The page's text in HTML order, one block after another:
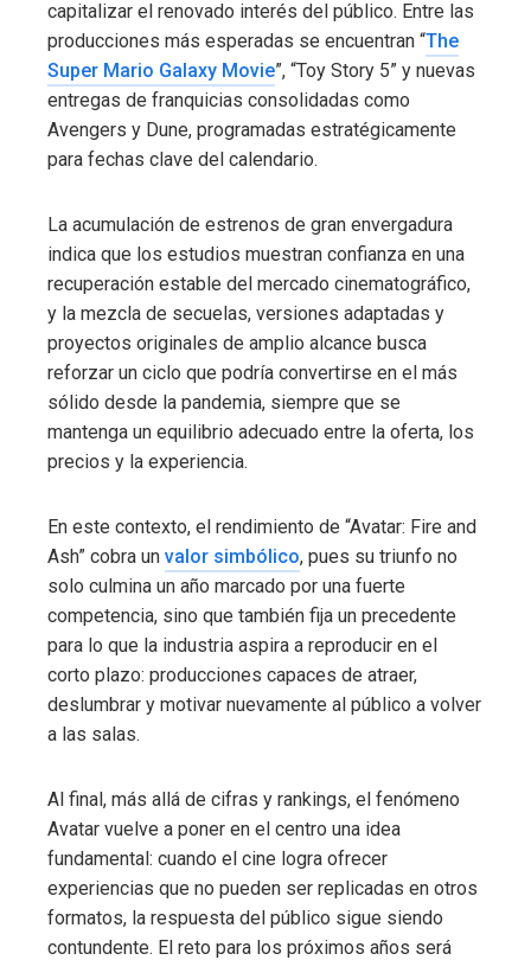
capitalizar el renovado interés del público. Entre las
producciones más esperadas se encuentran “The
Super Mario Galaxy Movie”, “Toy Story 5” y nuevas
entregas de franquicias consolidadas como
Avengers y Dune, programadas estratégicamente
para fechas clave del calendario.
La acumulación de estrenos de gran envergadura
indica que los estudios muestran confianza en una
recuperación estable del mercado cinematográfico,
y la mezcla de secuelas, versiones adaptadas y
proyectos originales de amplio alcance busca
reforzar un ciclo que podría convertirse en el más
sólido desde la pandemia, siempre que se
mantenga un equilibrio adecuado entre la oferta, los
precios y la experiencia.
En este contexto, el rendimiento de “Avatar: Fire and
Ash” cobra un valor simbólico, pues su triunfo no
solo culmina un año marcado por una fuerte
competencia, sino que también fija un precedente
para lo que la industria aspira a reproducir en el
corto plazo: producciones capaces de atraer,
deslumbrar y motivar nuevamente al público a volver
a las salas.
Al final, más allá de cifras y rankings, el fenómeno
Avatar vuelve a poner en el centro una idea
fundamental: cuando el cine logra ofrecer
experiencias que no pueden ser replicadas en otros
formatos, la respuesta del público sigue siendo
contundente. El reto para los próximos años será